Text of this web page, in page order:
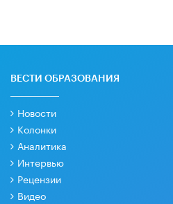
ВЕСТИ ОБРАЗОВАНИЯ
Новости
Колонки
Аналитика
Интервью
Рецензии
Видео